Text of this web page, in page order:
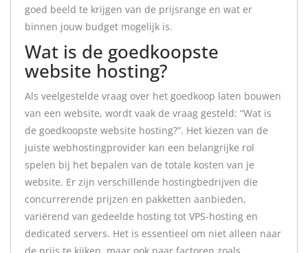
goed beeld te krijgen van de prijsrange en wat er
binnen jouw budget mogelijk is.
Wat is de goedkoopste
website hosting?
Als veelgestelde vraag over het goedkoop laten bouwen
van een website, wordt vaak de vraag gesteld: “Wat is
de goedkoopste website hosting?”. Het kiezen van de
juiste webhostingprovider kan een belangrijke rol
spelen bij het bepalen van de totale kosten van je
website. Er zijn verschillende hostingbedrijven die
concurrerende prijzen en pakketten aanbieden,
variërend van gedeelde hosting tot VPS-hosting en
dedicated servers. Het is essentieel om niet alleen naar